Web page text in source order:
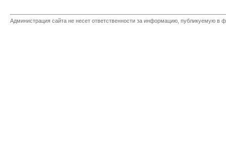
Администрация сайта не несет ответственности за информацию, публикуемую